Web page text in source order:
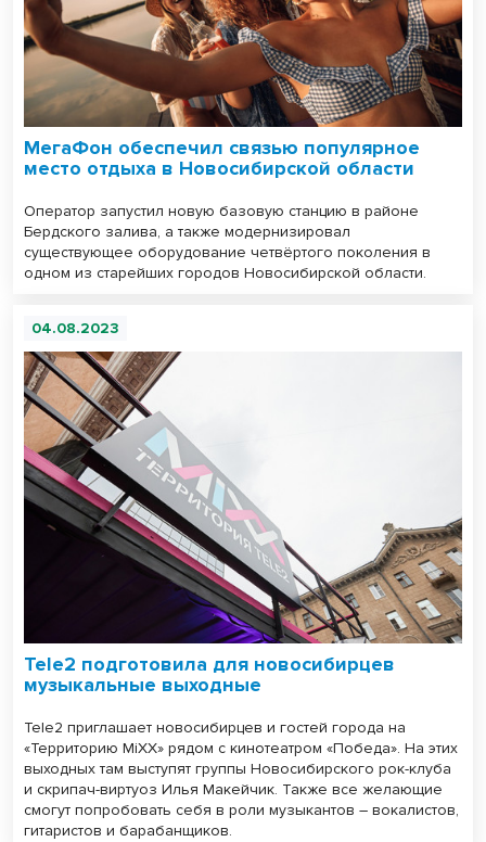
МегаФон обеспечил связью популярное
место отдыха в Новосибирской области
Оператор запустил новую базовую станцию в районе
Бердского залива, а также модернизировал
существующее оборудование четвёртого поколения в
одном из старейших городов Новосибирской области.
04.08.2023
Tele2 подготовила для новосибирцев
музыкальные выходные
Tele2 приглашает новосибирцев и гостей города на
«Территорию MiXX» рядом с кинотеатром «Победа». На этих
выходных там выступят группы Новосибирского рок-клуба
и скрипач-виртуоз Илья Макейчик. Также все желающие
смогут попробовать себя в роли музыкантов – вокалистов,
гитаристов и барабанщиков.